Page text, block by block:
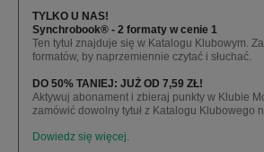
TYLKO U NAS!
Synchrobook® - 2 formaty w cenie 1
Ten tytuł znajduje się w Katalogu Klubowym.
formatów, by naprzemiennie czytać i słuchać.
DO 50% TANIEJ: JUŻ OD 7,59 ZŁ!
Aktywuj abonament i zbieraj punkty w Klubie
zamówić dowolny tytuł z Katalogu Klubowego
Dowiedz się więcej.